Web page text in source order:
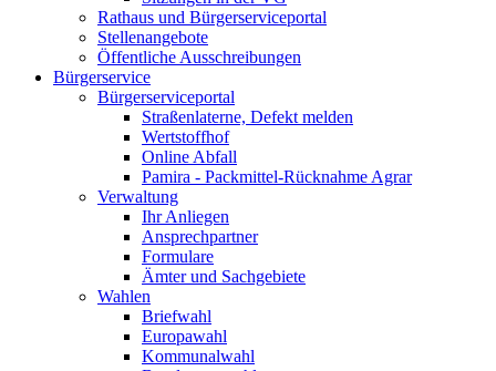
Rathaus und Bürgerserviceportal
Stellenangebote
Öffentliche Ausschreibungen
Bürgerservice
Bürgerserviceportal
Straßenlaterne, Defekt melden
Wertstoffhof
Online Abfall
Pamira - Packmittel-Rücknahme Agrar
Verwaltung
Ihr Anliegen
Ansprechpartner
Formulare
Ämter und Sachgebiete
Wahlen
Briefwahl
Europawahl
Kommunalwahl